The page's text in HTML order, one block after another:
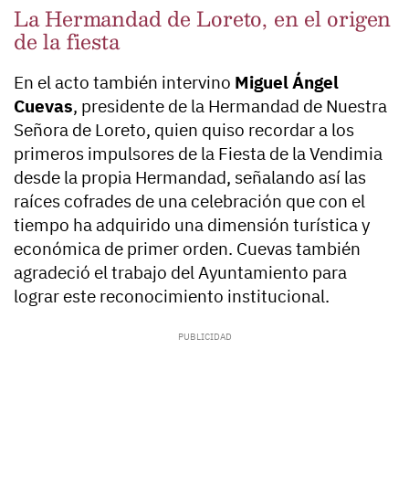
La Hermandad de Loreto, en el origen
de la fiesta
En el acto también intervino Miguel Ángel
Cuevas, presidente de la Hermandad de Nuestra
Señora de Loreto, quien quiso recordar a los
primeros impulsores de la Fiesta de la Vendimia
desde la propia Hermandad, señalando así las
raíces cofrades de una celebración que con el
tiempo ha adquirido una dimensión turística y
económica de primer orden. Cuevas también
agradeció el trabajo del Ayuntamiento para
lograr este reconocimiento institucional.